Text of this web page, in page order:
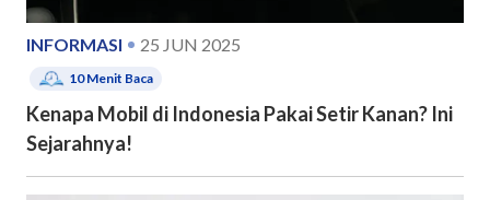
INFORMASI 25 JUN 2025
10Menit Baca
Kenapa Mobil di Indonesia Pakai Setir Kanan? Ini
Sejarahnya!